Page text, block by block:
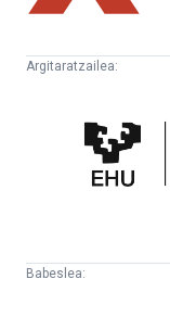
Argitaratzailea:
Zientifikoko
Katedra
Babeslea: